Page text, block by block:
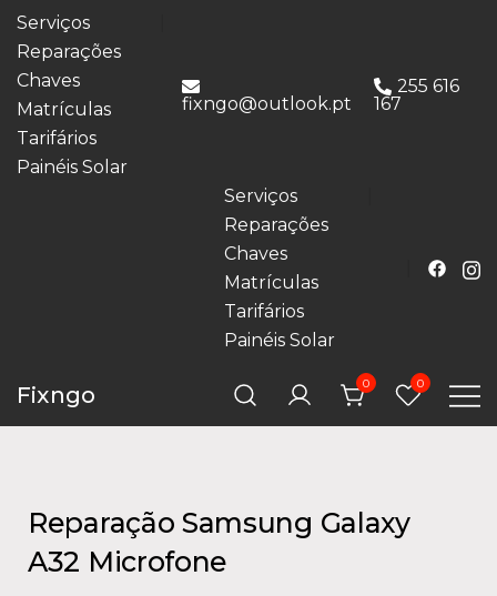
Serviços
Reparações
Chaves
Matrículas
Tarifários
Painéis Solar
fixngo@outlook.pt
255 616
167
Serviços
Reparações
Chaves
Matrículas
Tarifários
Painéis Solar
Fixngo 0 0
Reparação Samsung Galaxy
A32 Microfone